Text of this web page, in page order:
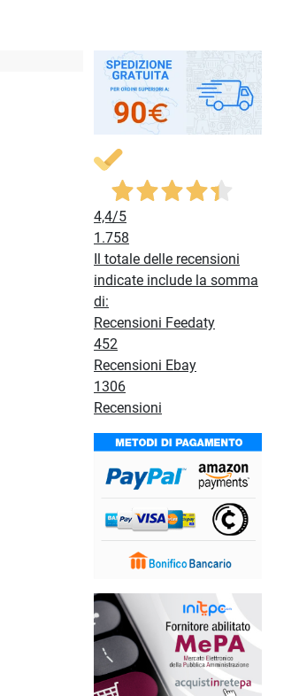
4,4/5
1.758
Il totale delle recensioni
indicate include la somma
di:
Recensioni Feedaty
452
Recensioni Ebay
1306
Recensioni